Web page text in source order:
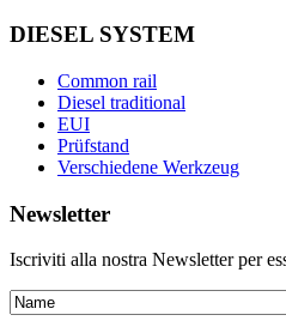
DIESEL SYSTEM
Common rail
Diesel traditional
EUI
Prüfstand
Verschiedene Werkzeug
Newsletter
Iscriviti alla nostra Newsletter per